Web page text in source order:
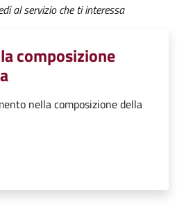
al servizio che ti interessa
composizione
nella composizione della